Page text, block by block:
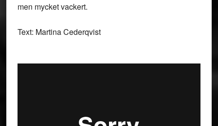
men mycket vackert.
Text: Martina Cederqvist